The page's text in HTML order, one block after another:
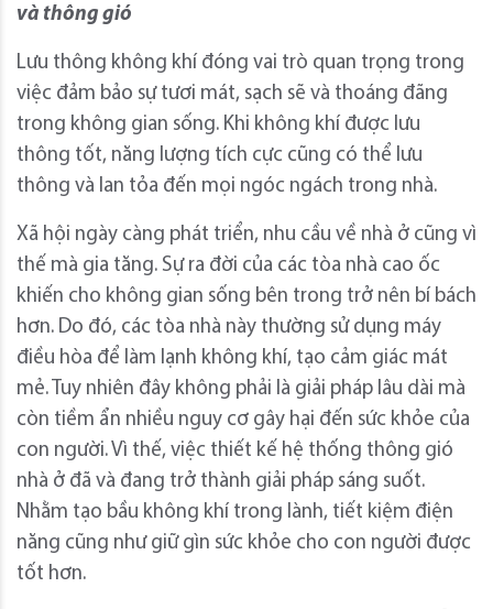
và thông gió
Lưu thông không khí đóng vai trò quan trọng trong
việc đảm bảo sự tươi mát, sạch sẽ và thoáng đãng
trong không gian sống. Khi không khí được lưu
thông tốt, năng lượng tích cực cũng có thể lưu
thông và lan tỏa đến mọi ngóc ngách trong nhà.
Xã hội ngày càng phát triển, nhu cầu về nhà ở cũng vì
thế mà gia tăng. Sự ra đời của các tòa nhà cao ốc
khiến cho không gian sống bên trong trở nên bí bách
hơn. Do đó, các tòa nhà này thường sử dụng máy
điều hòa để làm lạnh không khí, tạo cảm giác mát
mẻ. Tuy nhiên đây không phải là giải pháp lâu dài mà
còn tiềm ẩn nhiều nguy cơ gây hại đến sức khỏe của
con người. Vì thế, việc thiết kế hệ thống thông gió
nhà ở đã và đang trở thành giải pháp sáng suốt.
Nhằm tạo bầu không khí trong lành, tiết kiệm điện
năng cũng như giữ gìn sức khỏe cho con người được
tốt hơn.